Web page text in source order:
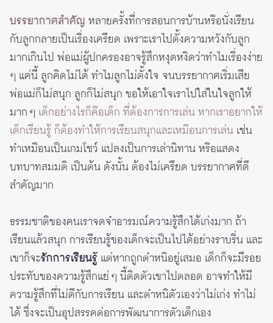
บรรยากาศสำคัญ หลายครั้งที่การสอนการบ้านหรือนั่งเรียน
กับลูกกลายเป็นเรื่องเครียด เพราะเราไปตั้งความหวังกับลูก
มากเกินไป พ่อแม่ผู้ปกครองอาจรู้สึกหงุดหงิดว่าทำไมเรื่องง่าย
ๆ แค่นี้ ลูกคิดไม่ได้ ทำไมลูกไม่ตั้งใจ จนบรรยากาศเริ่มเสีย
พ่อแม่ก็ไม่สนุก ลูกก็ไม่สนุก ขอให้เอาใจเราไปใส่ในใจลูกให้
มาก ๆ เด็กอย่างไรก็คือเด็ก ที่ต้องการการเล่น หากเราอยากให้
เด็กเรียนรู้ ก็ต้องทำให้การเรียนสนุกและเหมือนการเล่น เช่น
ทำเหมือนเป็นเกมโชว์ แปลงเป็นการเล่านิทาน หรือแสดง
บทบาทสมมติ เป็นต้น ดังนั้น ต้องไม่เครียด บรรยากาศที่ดี
สำคัญมาก
ธรรมชาติของคนเราจดจำอารมณ์ความรู้สึกได้เก่งมาก ถ้า
เรียนแล้วสนุก การเรียนรู้ของเด็กจะเป็นไปได้อย่างราบรื่น และ
เขาก็จะรักการเรียนรู้ แต่หากถูกตำหนิอยู่เสมอ เด็กก็จะมีรอย
ประทับของความรู้สึกแย่ ๆ นี้ติดตัวเขาไปตลอด อาจทำให้มี
ความรู้สึกที่ไม่ดีกับการเรียน และตำหนิตัวเองว่าไม่เก่ง ทำไม่
ได้ ซึ่งจะเป็นอุปสรรคต่อการพัฒนาการตัวเด็กเอง